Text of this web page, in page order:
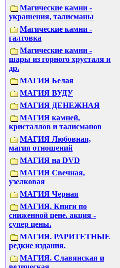
Магические камни -
украшения, талисманы
Магические камни -
галтовка
Магические камни -
шары из горного хрусталя и
др.
МАГИЯ Белая
МАГИЯ ВУДУ
МАГИЯ ДЕНЕЖНАЯ
МАГИЯ камней,
кристаллов и талисманов
МАГИЯ Любовная,
магия отношений
МАГИЯ на DVD
МАГИЯ Свечная,
узелковая
МАГИЯ Черная
МАГИЯ. Книги по
сниженной цене. акция -
супер цены.
МАГИЯ. РАРИТЕТНЫЕ
редкие издания.
МАГИЯ. Славянская и